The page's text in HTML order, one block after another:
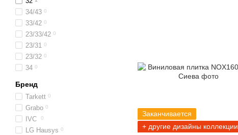
Заканчивается
+ другие дизайны коллекции
34/43 0
33/42 0
23/33/42 0
23/31 0
23/32 0
34 0
Бренд
Tarkett 0
Grabo 0
IVC 0
LG Hausys 0